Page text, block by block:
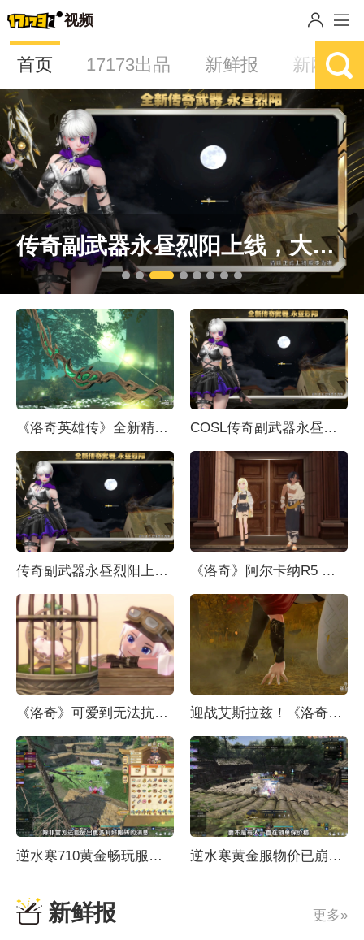
视频
首页 17173出品 新鲜报 新网游
传奇副武器永昼烈阳上线，大灾变终章决战打响
《洛奇英雄传》全新精灵弓箭手“露米艾尔”8月18日登场！ COSL传奇副武器永昼烈阳上线 大灾变终章决战打响
传奇副武器永昼烈阳上线，大灾变终章决战打响 《洛奇》阿尔卡纳R5 旋律操纵师&狂怒斗士强势登场！
《洛奇》可爱到无法抗拒 咚咚鼠宠物软萌来袭！ 迎战艾斯拉兹！《洛奇英雄传》全新篇章7月21日开启！
逆水寒710黄金畅玩服到底能不能赚钱？ 逆水寒黄金服物价已崩人气衰减？7月新服或将扭转
新鲜报 更多»